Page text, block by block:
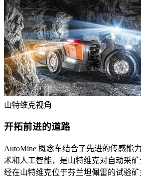
山特维克视角
开拓前进的道路
AutoMine 概念车结合了先进的传感能
术和人工智能，是山特维克对自动采
经在山特维克位于芬兰坦佩雷的试验矿